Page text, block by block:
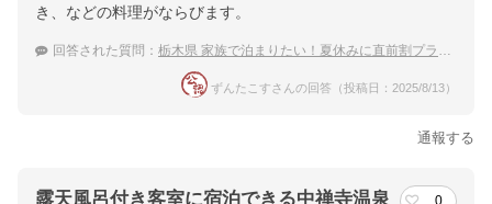
き、などの料理がならびます。
回答された質問： 栃木県 家族で泊まりたい！夏休みに直前割プランが使えるおすすめは？
ずんたこすさんの回答（投稿日：2025/8/13）
通報する
露天風呂付き客室に宿泊できる中禅寺温泉
0